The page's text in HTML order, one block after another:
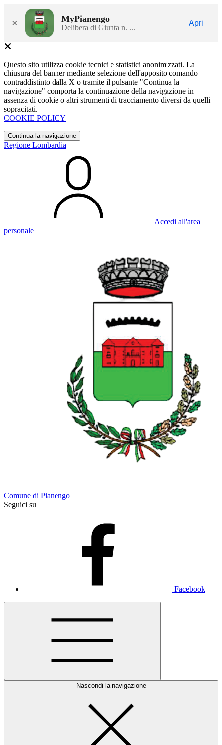
× MyPianengo
Delibera di Giunta n. ...
Apri
Questo sito utilizza cookie tecnici e statistici anonimizzati. La
chiusura del banner mediante selezione dell'apposito comando
contraddistinto dalla X o tramite il pulsante "Continua la
navigazione" comporta la continuazione della navigazione in
assenza di cookie o altri strumenti di tracciamento diversi da quelli
sopracitati.
COOKIE POLICY
Continua la navigazione
Regione Lombardia
Accedi all'area
personale
Comune di Pianengo
Seguici su
Facebook
Nascondi la navigazione